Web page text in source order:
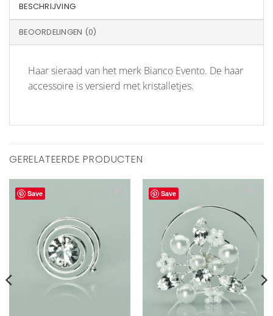
BESCHRIJVING
BEOORDELINGEN (0)
Haar sieraad van het merk Bianco Evento. De haar
accessoire is versierd met kristalletjes.
GERELATEERDE PRODUCTEN
Save
toevoegen
Save
Aan
verlanglijst
toevoegen